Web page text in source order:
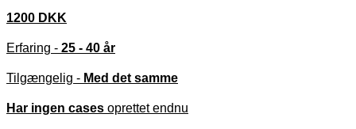
1200 DKK
Erfaring - 25 - 40 år
Tilgængelig - Med det samme
Har ingen cases oprettet endnu